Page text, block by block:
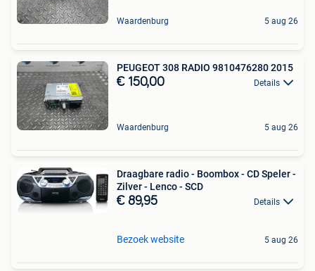
Waardenburg 5 aug 26
PEUGEOT 308 RADIO 9810476280 2015
€ 150,00 Details
Waardenburg 5 aug 26
Draagbare radio - Boombox - CD Speler -
Zilver - Lenco - SCD
€ 89,95 Details
Bezoek website 5 aug 26